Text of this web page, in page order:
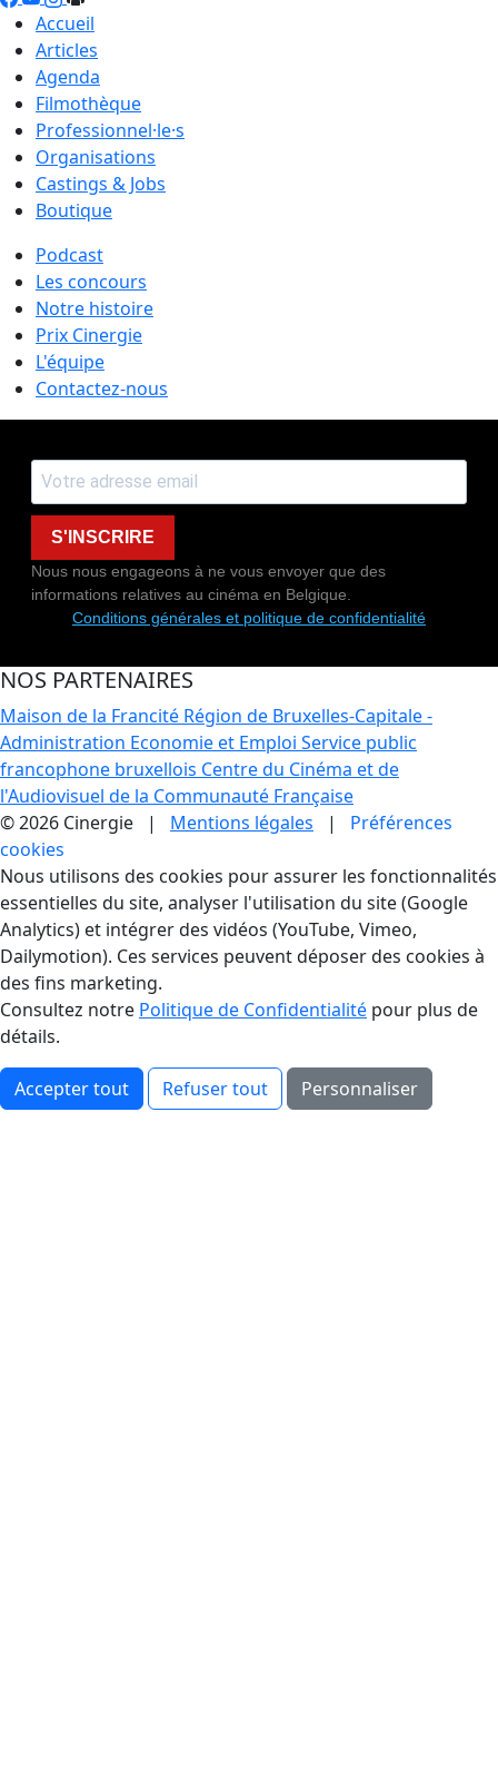
Accueil
Articles
Agenda
Filmothèque
Professionnel·le·s
Organisations
Castings & Jobs
Boutique
Podcast
Les concours
Notre histoire
Prix Cinergie
L'équipe
Contactez-nous
S'INSCRIRE
Nous nous engageons à ne vous envoyer que des
informations relatives au cinéma en Belgique.
Conditions générales et politique de confidentialité
NOS PARTENAIRES
Maison de la Francité Région de Bruxelles-Capitale -
Administration Economie et Emploi Service public
francophone bruxellois Centre du Cinéma et de
l'Audiovisuel de la Communauté Française
© 2026 Cinergie | Mentions légales | Préférences
cookies
Gestion des Cookies
Nous utilisons des cookies pour assurer les fonctionnalités
essentielles du site, analyser l'utilisation du site (Google
Analytics) et intégrer des vidéos (YouTube, Vimeo,
Dailymotion). Ces services peuvent déposer des cookies à
des fins marketing.
Consultez notre Politique de Confidentialité pour plus de
détails.
Accepter tout Refuser tout Personnaliser